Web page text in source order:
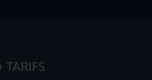
TARIFS